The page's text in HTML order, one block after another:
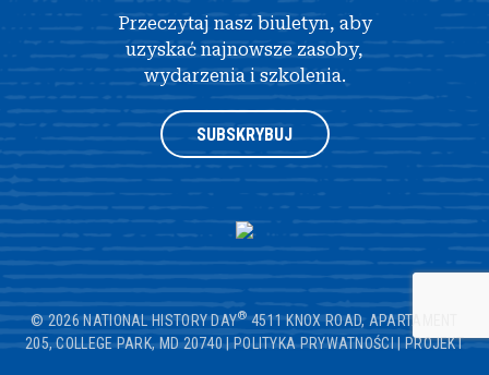
Przeczytaj nasz biuletyn, aby
uzyskać najnowsze zasoby,
wydarzenia i szkolenia.
SUBSKRYBUJ
© 2026 NATIONAL HISTORY DAY® 4511 KNOX ROAD, APARTAMENT
205, COLLEGE PARK, MD 20740|POLITYKA PRYWATNOŚCI|PROJEKT